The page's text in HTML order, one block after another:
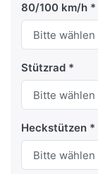
80/100 km/h
Stützrad
Heckstützen